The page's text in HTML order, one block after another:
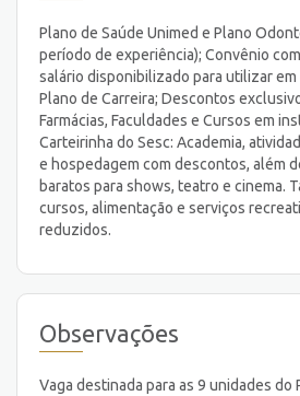
Plano de Saúde Unimed e Plano
período de experiência); Convênio
salário disponibilizado para utilizar em
Plano de Carreira; Descontos
Farmácias, Faculdades e Cursos em
Carteirinha do Sesc: Academia,
e hospedagem com descontos, além
baratos para shows, teatro e cinema.
cursos, alimentação e serviços
reduzidos.
Observações
Vaga destinada para as 9 unidades do